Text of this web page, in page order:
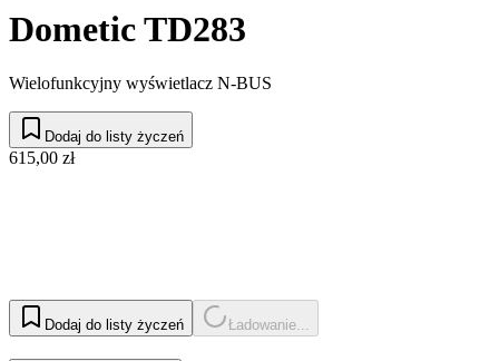
Dometic TD283
Wielofunkcyjny wyświetlacz N-BUS
Dodaj do listy życzeń
615,00 zł
Dodaj do listy życzeń Ładowanie...